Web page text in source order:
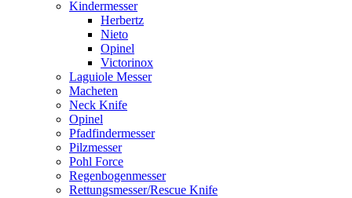
Kindermesser
Herbertz
Nieto
Opinel
Victorinox
Laguiole Messer
Macheten
Neck Knife
Opinel
Pfadfindermesser
Pilzmesser
Pohl Force
Regenbogenmesser
Rettungsmesser/Rescue Knife